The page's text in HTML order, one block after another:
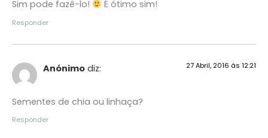
Sim pode fazê-lo! É ótimo sim!
Responder
Anónimo diz: 27 Abril, 2016 às 12:21
Sementes de chia ou linhaça?
Responder